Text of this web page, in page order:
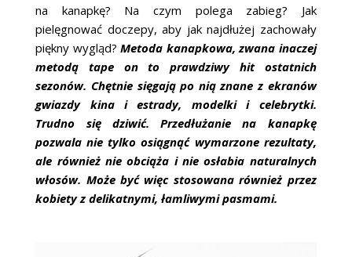
na kanapkę? Na czym polega zabieg? Jak
pielęgnować doczepy, aby jak najdłużej zachowały
piękny wygląd?Metoda kanapkowa, zwana inaczej
metodą tape on to prawdziwy hit ostatnich
sezonów. Chętnie sięgają po nią znane z ekranów
gwiazdy kina i estrady, modelki i celebrytki.
Trudno się dziwić. Przedłużanie na kanapkę
pozwala nie tylko osiągnąć wymarzone rezultaty,
ale również nie obciąża i nie osłabia naturalnych
włosów. Może być więc stosowana również przez
kobiety z delikatnymi, łamliwymi pasmami.